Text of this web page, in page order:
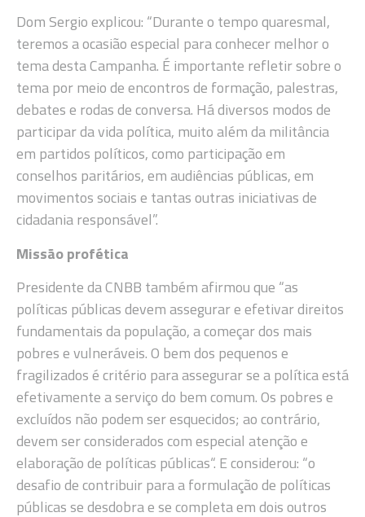
Dom Sergio explicou: “Durante o tempo quaresmal,
teremos a ocasião especial para conhecer melhor o
tema desta Campanha. É importante refletir sobre o
tema por meio de encontros de formação, palestras,
debates e rodas de conversa. Há diversos modos de
participar da vida política, muito além da militância
em partidos políticos, como participação em
conselhos paritários, em audiências públicas, em
movimentos sociais e tantas outras iniciativas de
cidadania responsável”.
Missão profética
Presidente da CNBB também afirmou que “as
políticas públicas devem assegurar e efetivar direitos
fundamentais da população, a começar dos mais
pobres e vulneráveis. O bem dos pequenos e
fragilizados é critério para assegurar se a política está
efetivamente a serviço do bem comum. Os pobres e
excluídos não podem ser esquecidos; ao contrário,
devem ser considerados com especial atenção e
elaboração de políticas públicas“. E considerou: “o
desafio de contribuir para a formulação de políticas
públicas se desdobra e se completa em dois outros